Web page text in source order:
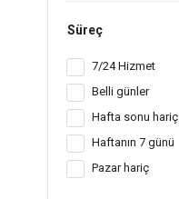
Süreç
7/24 Hizmet
Belli günler
Hafta sonu hariç
Haftanın 7 günü
Pazar hariç